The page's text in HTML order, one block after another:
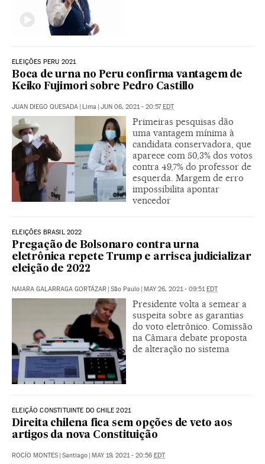
ELEIÇÕES PERU 2021
Boca de urna no Peru confirma vantagem de
Keiko Fujimori sobre Pedro Castillo
JUAN DIEGO QUESADA | Lima | JUN 06, 2021 - 20:57EDT
Primeiras pesquisas dão
uma vantagem mínima à
candidata conservadora, que
aparece com 50,3% dos votos
contra 49,7% do professor de
esquerda. Margem de erro
impossibilita apontar
vencedor
ELEIÇÕES BRASIL 2022
Pregação de Bolsonaro contra urna
eletrônica repete Trump e arrisca judicializar
eleição de 2022
NAIARA GALARRAGA GORTÁZAR | São Paulo | MAY 26, 2021 - 09:51EDT
Presidente volta a semear a
suspeita sobre as garantias
do voto eletrônico. Comissão
na Câmara debate proposta
de alteração no sistema
ELEIÇÃO CONSTITUINTE DO CHILE 2021
Direita chilena fica sem opções de veto aos
artigos da nova Constituição
ROCÍO MONTES | Santiago | MAY 19, 2021 - 20:56 EDT